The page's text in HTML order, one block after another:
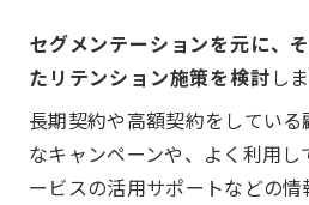
セグメンテーションを元に、
たリテンション施策を検討し
長期契約や高額契約をしてい
なキャンペーンや、よく利用
ービスの活用サポートなどの